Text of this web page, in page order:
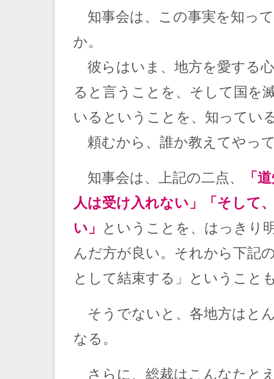
知事会は、この事実を知っ
か。
彼らはいま、地方を愛する
ると言うことを、そして国を
いるということを、知ってい
頼むから、誰か教えてやっ
知事会は、上記の二点、
「
人は受け入れない」「そして
い」
ということを、はっきり
んだ方が良い。それから下記
として結束する」ということ
そうでないと、各地方はと
なる。
さらに、総裁はこんなたと